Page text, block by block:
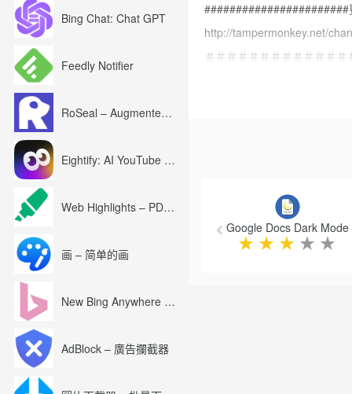
Bing Chat: Chat GPT
Feedly Notifier
RoSeal – Augmented Roblox Experience
Eightify: AI YouTube Summary with ChatGPT
Web Highlights – PDF & Web Highlighter
画 – 简单的画
New Bing Anywhere (Bing Chat GPT-4)
AdBlock – 廣告攔截器
http://tampermonkey.net/
＃＃＃＃＃＃＃＃＃＃＃＃
Google Docs Dark Mode
★ ★ ★ ★ ★